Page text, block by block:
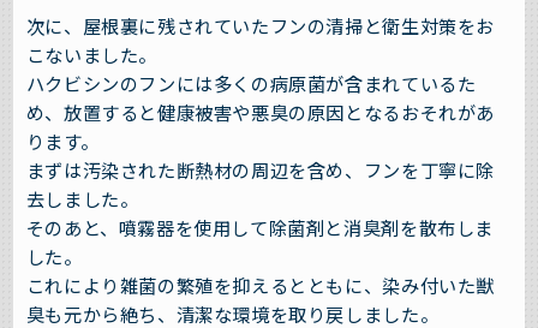
次に、屋根裏に残されていたフンの清掃と衛生対策をお
こないました。
ハクビシンのフンには多くの病原菌が含まれているた
め、放置すると健康被害や悪臭の原因となるおそれがあ
ります。
まずは汚染された断熱材の周辺を含め、フンを丁寧に除
去しました。
そのあと、噴霧器を使用して除菌剤と消臭剤を散布しま
した。
これにより雑菌の繁殖を抑えるとともに、染み付いた獣
臭も元から絶ち、清潔な環境を取り戻しました。